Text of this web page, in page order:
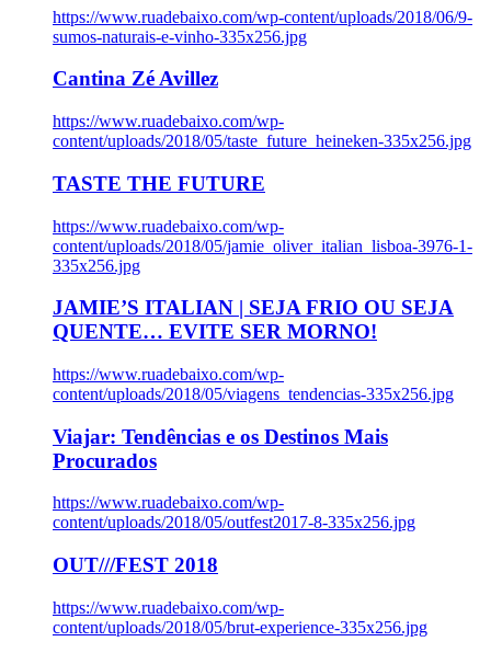
https://www.ruadebaixo.com/wp-content/uploads/2018/06/9-
sumos-naturais-e-vinho-335x256.jpg
Cantina Zé Avillez
https://www.ruadebaixo.com/wp-
content/uploads/2018/05/taste_future_heineken-335x256.jpg
TASTE THE FUTURE
https://www.ruadebaixo.com/wp-
content/uploads/2018/05/jamie_oliver_italian_lisboa-3976-1-
335x256.jpg
JAMIE’S ITALIAN | SEJA FRIO OU SEJA
QUENTE… EVITE SER MORNO!
https://www.ruadebaixo.com/wp-
content/uploads/2018/05/viagens_tendencias-335x256.jpg
Viajar: Tendências e os Destinos Mais
Procurados
https://www.ruadebaixo.com/wp-
content/uploads/2018/05/outfest2017-8-335x256.jpg
OUT///FEST 2018
https://www.ruadebaixo.com/wp-
content/uploads/2018/05/brut-experience-335x256.jpg